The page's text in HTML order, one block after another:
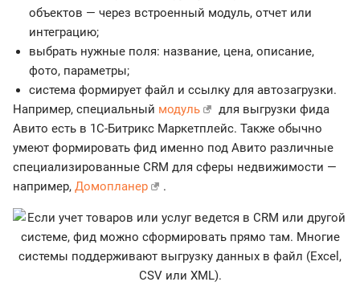
объектов — через встроенный модуль, отчет или
интеграцию;
выбрать нужные поля: название, цена, описание,
фото, параметры;
система формирует файл и ссылку для автозагрузки.
Например, специальный модуль
для выгрузки фида
Авито есть в 1С-Битрикс Маркетплейс. Также обычно
умеют формировать фид именно под Авито различные
специализированные CRM для сферы недвижимости —
например, Домопланер .